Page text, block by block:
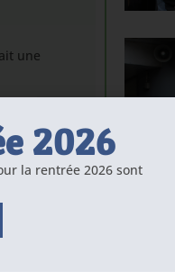
une
:
2026
la rentrée 2026 sont